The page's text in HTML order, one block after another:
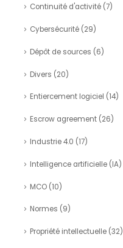
Continuité d'activité(7)
Cybersécurité(29)
Dépôt de sources (6)
Divers (20)
Entiercement logiciel (14)
Escrow agreement(26)
Industrie 4.0 (17)
Intelligence artificielle (IA)
MCO(10)
Normes (9)
Propriété intellectuelle(32)